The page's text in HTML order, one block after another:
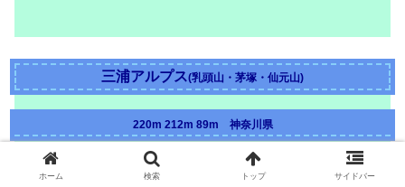
三浦アルプス(乳頭山・茅塚・仙元山)
220m 212m 89m 神奈川県
2024年4月28日
ホーム 検索 トップ サイドバー